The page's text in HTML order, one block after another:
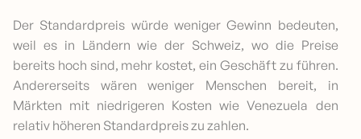
Der Standardpreis würde weniger Gewinn bedeuten,
weil es in Ländern wie der Schweiz, wo die Preise
bereits hoch sind, mehr kostet, ein Geschäft zu führen.
Andererseits wären weniger Menschen bereit, in
Märkten mit niedrigeren Kosten wie Venezuela den
relativ höheren Standardpreis zu zahlen.